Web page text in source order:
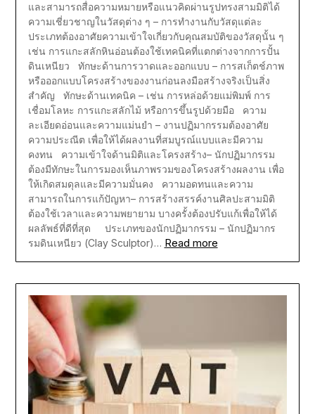
และสามารถสื่อความหมายหรือแนวคิดผ่านรูปทรงสามมิติได้
ความเชี่ยวชาญในวัสดุต่าง ๆ – การทำงานกับวัสดุแต่ละ
ประเภทต้องอาศัยความเข้าใจเกี่ยวกับคุณสมบัติของวัสดุนั้น ๆ
เช่น การแกะสลักหินอ่อนต้องใช้เทคนิคที่แตกต่างจากการปั้น
ดินเหนียว ทักษะด้านการวาดและออกแบบ – การสเก็ตช์ภาพ
หรือออกแบบโครงสร้างของงานก่อนลงมือสร้างจริงเป็นสิ่ง
สำคัญ ทักษะด้านเทคนิค – เช่น การหล่อด้วยแม่พิมพ์ การ
เชื่อมโลหะ การแกะสลักไม้ หรือการขึ้นรูปด้วยมือ ความ
ละเอียดอ่อนและความแม่นยำ – งานปฏิมากรรมต้องอาศัย
ความประณีต เพื่อให้ได้ผลงานที่สมบูรณ์แบบและมีความ
คงทน ความเข้าใจด้านมิติและโครงสร้าง– นักปฏิมากรรม
ต้องมีทักษะในการมองเห็นภาพรวมของโครงสร้างผลงาน เพื่อ
ให้เกิดสมดุลและมีความมั่นคง ความอดทนและความ
สามารถในการแก้ปัญหา– การสร้างสรรค์งานศิลปะสามมิติ
ต้องใช้เวลาและความพยายาม บางครั้งต้องปรับแก้เพื่อให้ได้
ผลลัพธ์ที่ดีที่สุด ประเภทของนักปฏิมากรรม – นักปฏิมากร
รมดินเหนียว (Clay Sculptor)… Read more